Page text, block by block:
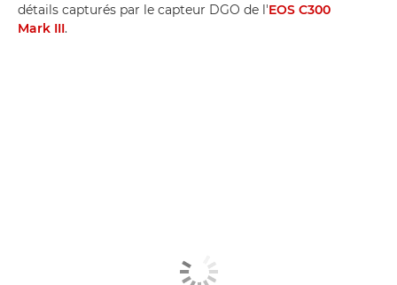
détails capturés par le capteur DGO de l'EOS C300
Mark III.